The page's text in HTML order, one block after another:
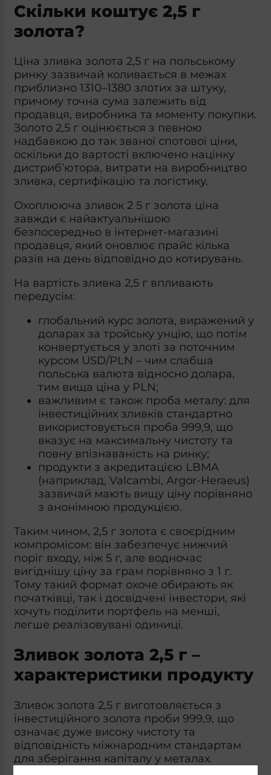
Скільки коштує 2,5 г
золота?
Ціна зливка золота 2,5 г на польському
ринку зазвичай коливається в межах
приблизно 1310–1380 злотих за штуку,
причому точна сума залежить від
продавця, виробника та моменту покупки.
Золото 2,5 г оцінюється з певною
надбавкою до так званої спотової ціни,
оскільки до вартості включено націнку
дистриб’ютора, витрати на виробництво
зливка, сертифікацію та логістику.
Охоплююча зливок 2 5 г золота ціна
завжди є найактуальнішою
безпосередньо в інтернет-магазині
продавця, який оновлює прайс кілька
разів на день відповідно до котирувань.
На вартість зливка 2,5 г впливають
передусім:
глобальний курс золота, виражений у
доларах за тройську унцію, що потім
конвертується у злоті за поточним
курсом USD/PLN – чим слабша
польська валюта відносно долара,
тим вища ціна у PLN;
важливим є також проба металу: для
інвестиційних зливків стандартно
використовується проба 999,9, що
вказує на максимальну чистоту та
повну впізнаваність на ринку;
продукти з акредитацією LBMA
(наприклад, Valcambi, Argor‑Heraeus)
зазвичай мають вищу ціну порівняно
з анонімною продукцією.
Таким чином, 2,5 г золота є своєрідним
компромісом: він забезпечує нижчий
поріг входу, ніж 5 г, але водночас
вигіднішу ціну за грам порівняно з 1 г.
Тому такий формат охоче обирають як
початківці, так і досвідчені інвестори, які
хочуть поділити портфель на менші,
легше реалізовувані одиниці.
Зливок золота 2,5 г –
характеристики продукту
Зливок золота 2,5 г виготовляється з
інвестиційного золота проби 999,9, що
означає дуже високу чистоту та
відповідність міжнародним стандартам
для зберігання капіталу у металах.